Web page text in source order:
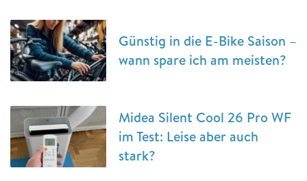
Günstig in die E-Bike Saison –
wann spare ich am meisten?
Midea Silent Cool 26 Pro WF
im Test: Leise aber auch
stark?